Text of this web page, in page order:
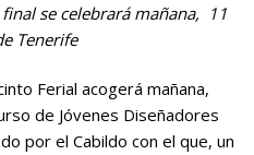
final se celebrará mañana, 11
Tenerife
Ferial acogerá mañana,
de Jóvenes Diseñadores
por el Cabildo con el que, un